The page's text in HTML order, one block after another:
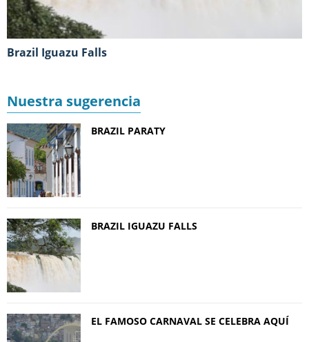
Brazil Iguazu Falls
Nuestra sugerencia
BRAZIL PARATY
BRAZIL IGUAZU FALLS
EL FAMOSO CARNAVAL SE CELEBRA AQUÍ